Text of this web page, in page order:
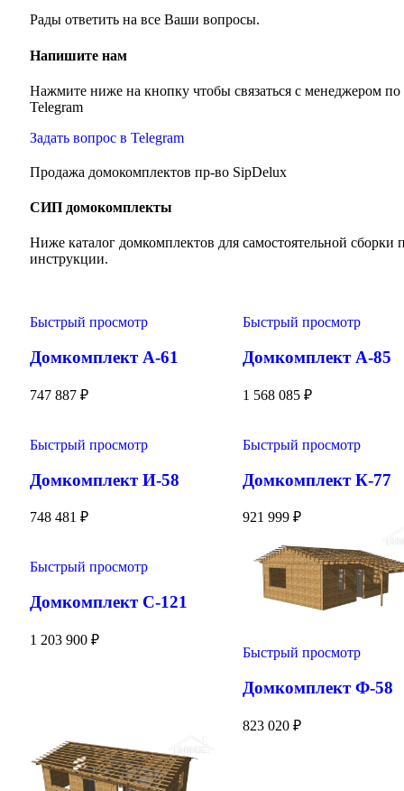
Рады ответить на все Ваши вопросы.
Напишите нам
Нажмите ниже на кнопку чтобы связаться с менеджером по
Telegram
Задать вопрос в Telegram
Продажа домокомплектов пр-во SipDelux
СИП домокомплекты
Ниже каталог домкомплектов для самостоятельной сборки
инструкции.
Быстрый просмотр
Домкомплект А-61
747 887 ₽
Быстрый просмотр
Домкомплект А-85
1 568 085 ₽
Быстрый просмотр
Домкомплект И-58
748 481 ₽
Быстрый просмотр
Домкомплект К-77
921 999 ₽
Быстрый просмотр
Домкомплект С-121
1 203 900 ₽
Быстрый просмотр
Домкомплект Ф-58
823 020 ₽